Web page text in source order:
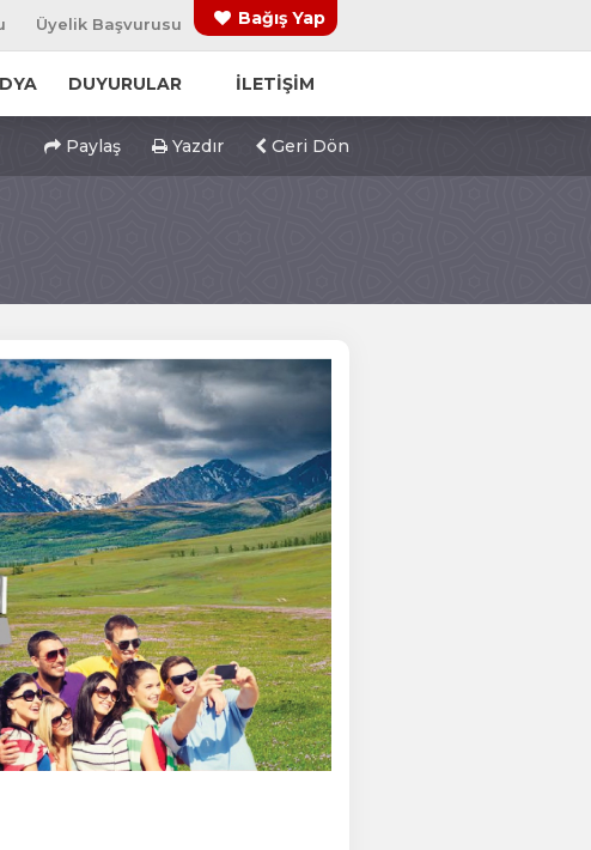
Üyelik Başvurusu Bağış Yap
DUYURULAR İLETİŞİM
Paylaş Yazdır Geri Dön